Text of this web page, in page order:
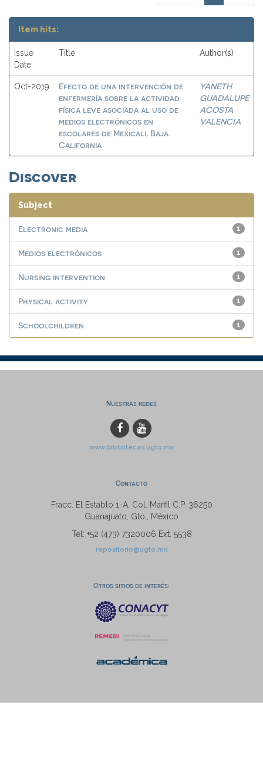
Item hits:
Issue
Date
Title Author(s)
Oct-2019
Efecto de una intervención de
enfermería sobre la actividad
física leve asociada al uso de
medios electrónicos en
escolares de Mexicali, Baja
California
YANETH
GUADALUPE
ACOSTA
VALENCIA
Discover
Subject
1
Electronic media
1
Medios electrónicos
1
Nursing intervention
1
Physical activity
1
Schoolchildren
Nuestras redes
www.bibliotecas.ugto.mx
Contacto
Fracc. El Establo 1-A, Col. Marfil C.P. 36250
Guanajuato, Gto., México
Tel: +52 (473) 7320006 Ext. 5538
repositorio@ugto.mx
Otros sitios de interés: